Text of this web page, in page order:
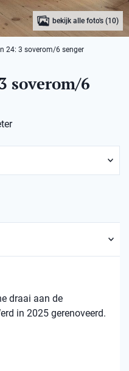
bekijk alle foto's (10)
24: 3 soverom/6 senger
soverom/6
draai aan de
in 2025 gerenoveerd.